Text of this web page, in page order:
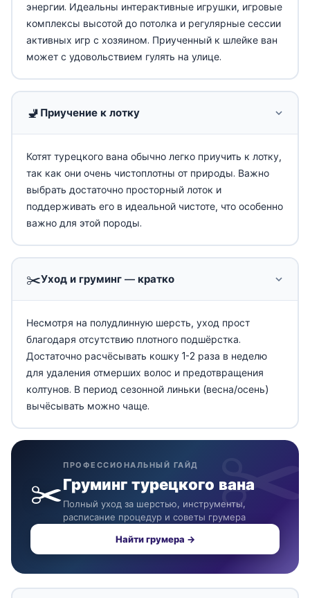
энергии. Идеальны интерактивные игрушки, игровые
комплексы высотой до потолка и регулярные сессии
активных игр с хозяином. Приученный к шлейке ван
может с удовольствием гулять на улице.
🚽 Приучение к лотку
Котят турецкого вана обычно легко приучить к лотку,
так как они очень чистоплотны от природы. Важно
выбрать достаточно просторный лоток и
поддерживать его в идеальной чистоте, что особенно
важно для этой породы.
✂️Уход и груминг — кратко
Несмотря на полудлинную шерсть, уход прост
благодаря отсутствию плотного подшёрстка.
Достаточно расчёсывать кошку 1-2 раза в неделю
для удаления отмерших волос и предотвращения
колтунов. В период сезонной линьки (весна/осень)
вычёсывать можно чаще.
✂️
ПРОФЕССИОНАЛЬНЫЙ ГАЙД
Груминг турецкого вана
Полный уход за шерстью, инструменты,
расписание процедур и советы грумера
Найти грумера →